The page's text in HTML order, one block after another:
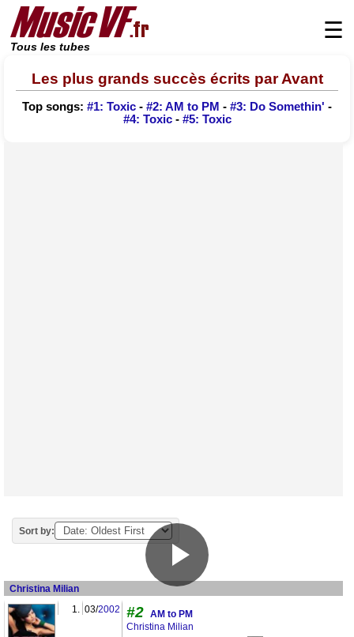
Tous les tubes
☰
Les plus grands succès écrits par Avant
Top songs: #1: Toxic - #2: AM to PM - #3: Do Somethin' -
#4: Toxic- #5: Toxic
Sort by:
Christina Milian
1. 03/2002 #2 AM to PM
Christina Milian